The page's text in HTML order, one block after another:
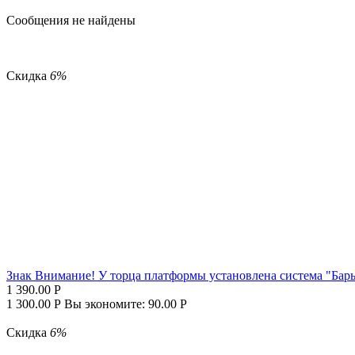
Сообщения не найдены
Скидка 6%
Знак Внимание! У торца платформы установлена система
1 390.00 Р
1 300.00 Р Вы экономите: 90.00 Р
Скидка 6%